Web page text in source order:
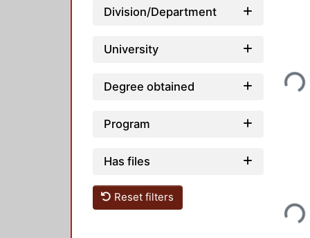
Division/Department
University
Degree obtained
Program
Has files
Reset filters